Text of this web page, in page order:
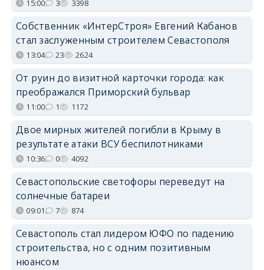
15:00 3 3398
Собственник «ИнтерСтроя» Евгений Кабанов
стал заслуженным строителем Севастополя
13:04 23 2624
От руин до визитной карточки города: как
преображался Приморский бульвар
11:00 1 1172
Двое мирных жителей погибли в Крыму в
результате атаки ВСУ беспилотниками
10:36 0 4092
Севастопольские светофоры переведут на
солнечные батареи
09:01 7 874
Севастополь стал лидером ЮФО по падению
строительства, но с одним позитивным
нюансом